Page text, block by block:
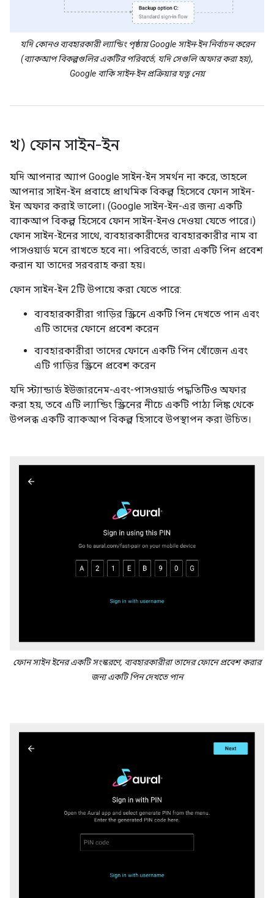
যদি কোনও ব্যবহারকারী ল্যান্ডিং পৃষ্ঠায় Google সাইন-ইন নির্বাচন করেন
(ব্যাকআপ বিকল্পগুলির একটির পরিবর্তে, যদি সেগুলি অফার করা হয়),
Google বাকি সাইন-ইন প্রক্রিয়ার যত্ন নেয়
খ) ফোন সাইন-ইন
যদি আপনার অ্যাপ Google সাইন-ইন সমর্থন না করে, তাহলে
আপনার সাইন-ইন প্রবাহে প্রাথমিক বিকল্প হিসেবে ফোন সাইন-
ইন অফার করাই ভালো। (Google সাইন-ইন-এর জন্য একটি
ব্যাকআপ বিকল্প হিসেবে ফোন সাইন-ইনও দেওয়া যেতে পারে।)
ফোন সাইন-ইনের সাথে, ব্যবহারকারীদের ব্যবহারকারীর নাম বা
পাসওয়ার্ড মনে রাখতে হবে না। পরিবর্তে, তারা একটি পিন প্রবেশ
করান যা তাদের সরবরাহ করা হয়।
ফোন সাইন-ইন 2টি উপায়ে করা যেতে পারে:
ব্যবহারকারীরা গাড়ির স্ক্রিনে একটি পিন দেখতে পান এবং
এটি তাদের ফোনে প্রবেশ করেন
ব্যবহারকারীরা তাদের ফোনে একটি পিন খোঁজেন এবং
এটি গাড়ির স্ক্রিনে প্রবেশ করেন
যদি স্ট্যান্ডার্ড ইউজারনেম-এবং-পাসওয়ার্ড পদ্ধতিটিও অফার
করা হয়, তবে এটি ল্যান্ডিং স্ক্রিনের নীচে একটি পাঠ্য লিঙ্ক থেকে
উপলব্ধ একটি ব্যাকআপ বিকল্প হিসাবে উপস্থাপন করা উচিত।
ফোন সাইন ইনের একটি সংস্করণে, ব্যবহারকারীরা তাদের ফোনে প্রবেশ করার
জন্য একটি পিন দেখতে পান